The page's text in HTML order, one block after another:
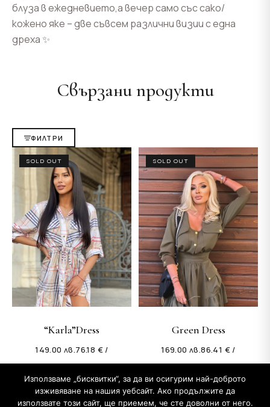
блуза в ежедневието,а вечер само със сако/
кожено яке – две съвсем различни визии с една
дреха ✨
Свързани продукти
ФИЛТРИ
SOLD OUT
“Karla”Dress
76.18 € /
149.00 лв.
SOLD OUT
Green Dress
86.41 € /
169.00 лв.
Използваме „бисквитки“, за да ви осигурим най-доброто
изживяване на нашия уебсайт. Ако продължите да
използвате този сайт, ще приемем, че сте доволни от него.